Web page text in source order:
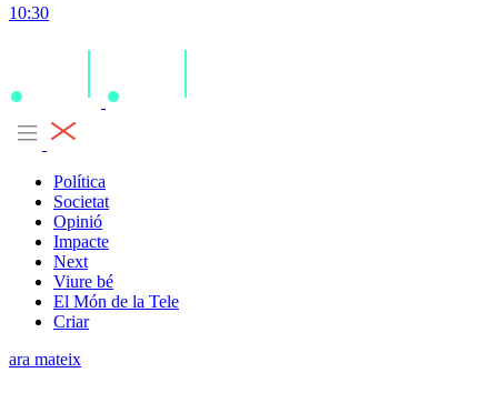
10:30
Política
Societat
Opinió
Impacte
Next
Viure bé
El Món de la Tele
Criar
ara mateix